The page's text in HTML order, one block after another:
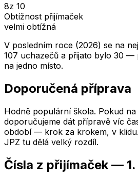
8z 10
Obtížnost přijímaček
velmi obtížná
V posledním roce (2026) se na
107 uchazečů a přijato bylo 30 —
na jedno místo.
Doporučená příprava
Hodně populární škola. Pokud
doporučujeme dát přípravě víc
období — krok za krokem, v
JPZ tu dělá velký rozdíl.
Čísla z přijímaček —